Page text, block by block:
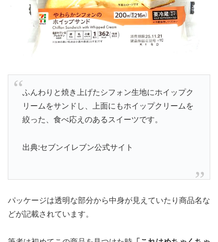
ふんわりと焼き上げたシフォン生地にホイップク
リームをサンドし、上面にもホイップクリームを
絞った、食べ応えのあるスイーツです。
出典:セブンイレブン公式サイト
パッケージは透明な部分から中身が見えていたり商品名な
どが記載されています。